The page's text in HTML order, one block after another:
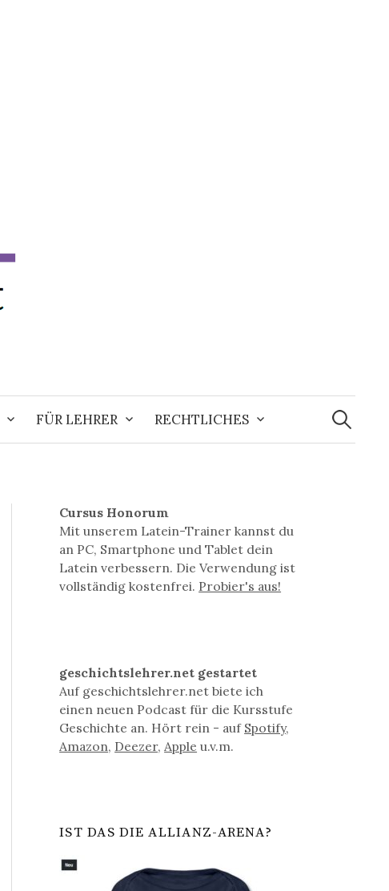
FÜR LEHRER RECHTLICHES
Suchen
nach:
Cursus Honorum
Mit unserem Latein-Trainer kannst du
an PC, Smartphone und Tablet dein
Latein verbessern. Die Verwendung ist
vollständig kostenfrei. Probier's aus!
geschichtslehrer.net gestartet
Auf geschichtslehrer.net biete ich
einen neuen Podcast für die Kursstufe
Geschichte an. Hört rein - auf Spotify,
Amazon, Deezer,Apple u.v.m.
IST DAS DIE ALLIANZ-ARENA?